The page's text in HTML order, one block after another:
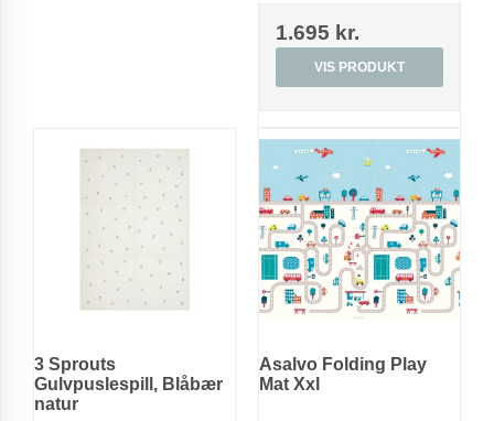
1.695 kr.
VIS PRODUKT
3 Sprouts
Gulvpuslespill, Blåbær
natur
Asalvo Folding Play
Mat Xxl